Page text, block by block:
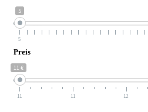
5
5
Preis
11 €
11 11 12